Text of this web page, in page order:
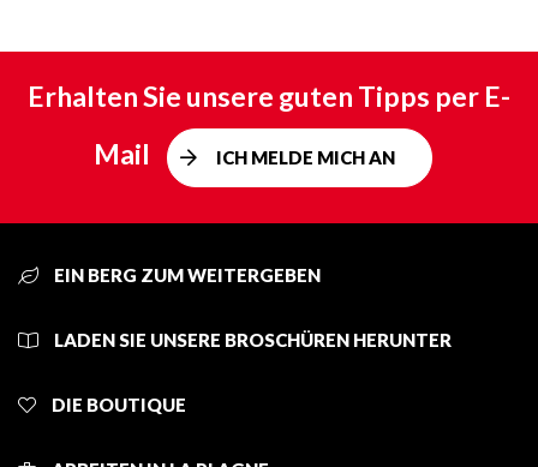
Erhalten Sie unsere guten Tipps per E-
Mail
ICH MELDE MICH AN
EIN BERG ZUM WEITERGEBEN
LADEN SIE UNSERE BROSCHÜREN HERUNTER
DIE BOUTIQUE